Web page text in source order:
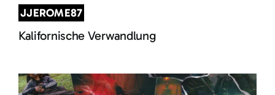
JJEROME87
Kalifornische Verwandlung